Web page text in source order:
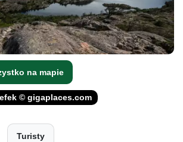
na mapie
© gigaplaces.com
Turisty